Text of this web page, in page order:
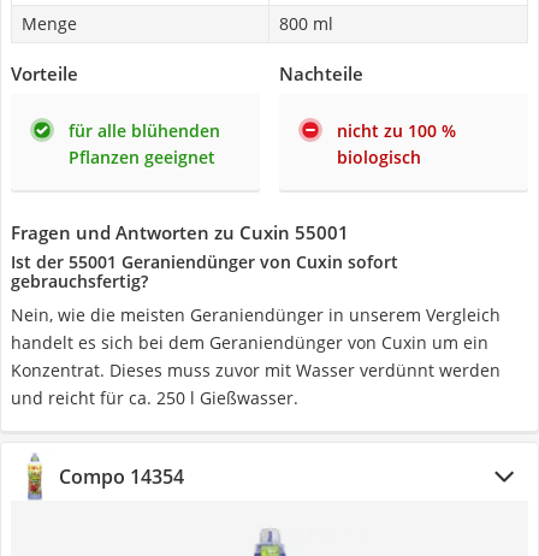
Menge 800 ml
Vorteile
für alle blühenden
Pflanzen geeignet
Nachteile
nicht zu 100 %
biologisch
Fragen und Antworten zu Cuxin 55001
Ist der 55001 Geraniendünger von Cuxin sofort
gebrauchsfertig?
Nein, wie die meisten Geraniendünger in unserem Vergleich
handelt es sich bei dem Geraniendünger von Cuxin um ein
Konzentrat. Dieses muss zuvor mit Wasser verdünnt werden
und reicht für ca. 250 l Gießwasser.
Compo 14354